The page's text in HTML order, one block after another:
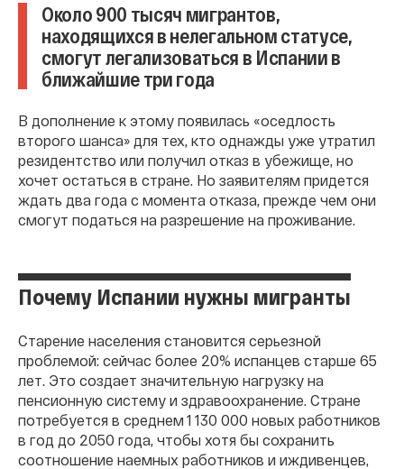
Около 900 тысяч мигрантов,
находящихся в нелегальном статусе,
смогут легализоваться в Испании в
ближайшие три года
В дополнение к этому появилась «оседлость
второго шанса» для тех, кто однажды уже утратил
резидентство или получил отказ в убежище, но
хочет остаться в стране. Но заявителям придется
ждать два года с момента отказа, прежде чем они
смогут податься на разрешение на проживание.
Почему Испании нужны мигранты
Старение населения становится серьезной
проблемой: сейчас более 20% испанцев старше 65
лет. Это создает значительную нагрузку на
пенсионную систему и здравоохранение. Стране
потребуется в среднем 1 130 000 новых работников
в год до 2050 года, чтобы хотя бы сохранить
соотношение наемных работников и иждивенцев,